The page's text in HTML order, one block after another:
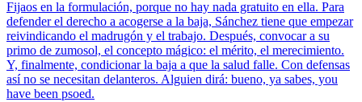
Fijaos en la formulación, porque no hay nada gratuito en ella. Para
defender el derecho a acogerse a la baja, Sánchez tiene que empezar
reivindicando el madrugón y el trabajo. Después, convocar a su
primo de zumosol, el concepto mágico: el mérito, el merecimiento.
Y, finalmente, condicionar la baja a que la salud falle. Con defensas
así no se necesitan delanteros. Alguien dirá: bueno, ya sabes, you
have been psoed.